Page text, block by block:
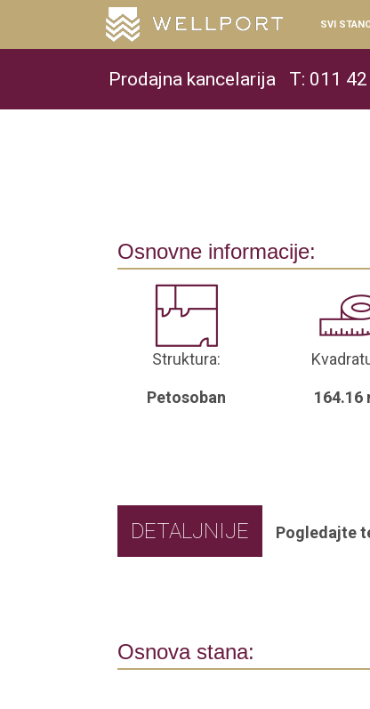
SVI
Prodajna kancelarija T: 011
Osnovne informacije:
Struktura:
Petosoban 164.16
DETALJNIJE Pogledajte
Osnova stana: